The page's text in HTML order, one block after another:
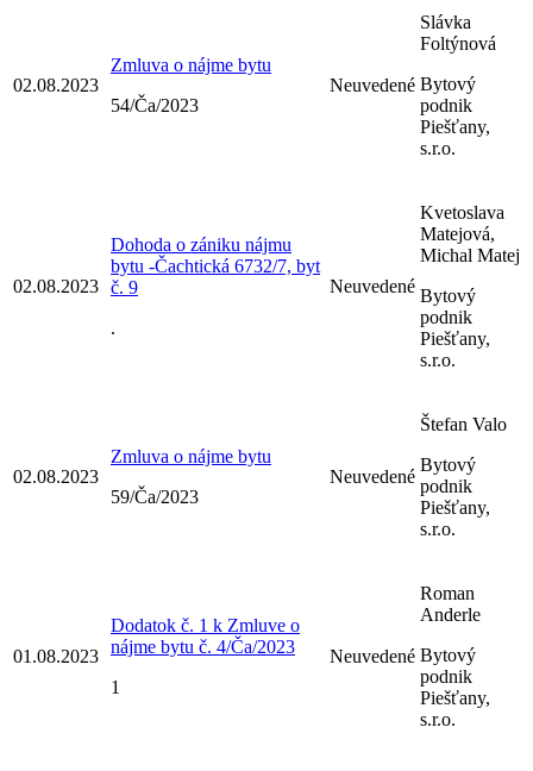
02.08.2023
Zmluva o nájme bytu
54/Ča/2023
Neuvedené
Slávka
Foltýnová
Bytový
podnik
Piešťany,
s.r.o.
02.08.2023
Dohoda o zániku nájmu
bytu -Čachtická 6732/7, byt
č. 9
.
Neuvedené
Kvetoslava
Matejová,
Michal Matej
Bytový
podnik
Piešťany,
s.r.o.
02.08.2023
Zmluva o nájme bytu
59/Ča/2023
Neuvedené
Štefan Valo
Bytový
podnik
Piešťany,
s.r.o.
01.08.2023
Dodatok č. 1 k Zmluve o
nájme bytu č. 4/Ča/2023
1
Neuvedené
Roman
Anderle
Bytový
podnik
Piešťany,
s.r.o.